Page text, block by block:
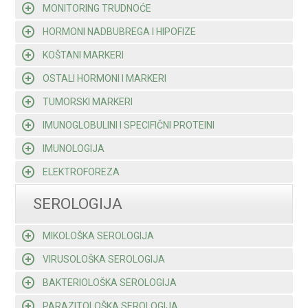
MONITORING TRUDNOĆE
HORMONI NADBUBREGA I HIPOFIZE
KOŠTANI MARKERI
OSTALI HORMONI I MARKERI
TUMORSKI MARKERI
IMUNOGLOBULINI I SPECIFIČNI PROTEINI
IMUNOLOGIJA
ELEKTROFOREZA
SEROLOGIJA
MIKOLOŠKA SEROLOGIJA
VIRUSOLOŠKA SEROLOGIJA
BAKTERIOLOŠKA SEROLOGIJA